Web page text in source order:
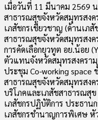
เมื่อวันที่ 11 มีนาคม 2569
สาธารณสุขจังหวัดสมุทรสง
เภสัชกรเชี่ยวชาญ (ด้านเภ
สาธารณสุขจังหวัดสมุทรสง
การคัดเลือกยุวทูต อย.น้อย
ตัวแทนจังหวัดสมุทรสงครา
ประชุม Co-working space
สาธารณสุขจังหวัดสมุทรสง
บริโภคและเภสัชสาธารณสุ
เภสัชกรปฏิบัติการ ประธาน
เภสัชกรชำนาญการพิเศษ